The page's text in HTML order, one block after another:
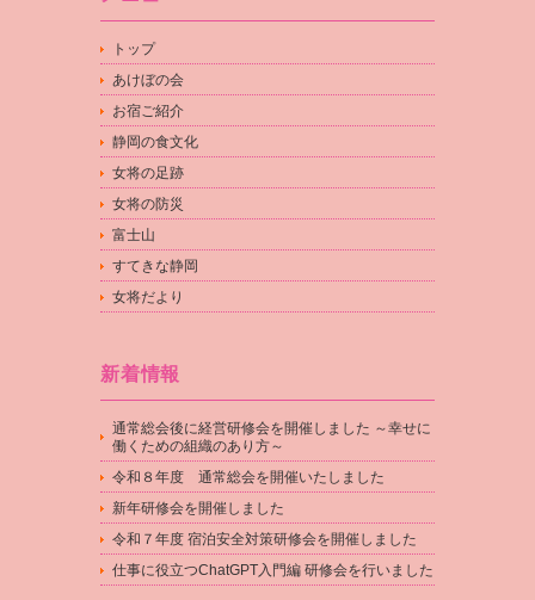
トップ
あけぼの会
お宿ご紹介
静岡の食文化
女将の足跡
女将の防災
富士山
すてきな静岡
女将だより
新着情報
通常総会後に経営研修会を開催しました ～幸せに
働くための組織のあり方～
令和８年度 通常総会を開催いたしました
新年研修会を開催しました
令和７年度 宿泊安全対策研修会を開催しました
仕事に役立つChatGPT入門編 研修会を行いました